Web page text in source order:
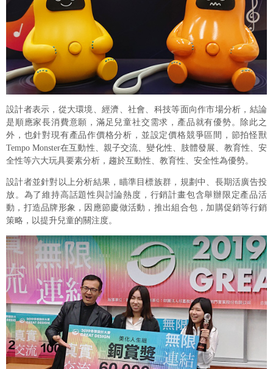
設計者表示，從大環境、經濟、社會、科技等面向作市場分析，結論
是順應家長消費意願，滿足兒童社交需求，產品就有優勢。除此之
外，也針對現有產品作價格分析，並設定價格競爭區間，節拍怪獸
Tempo Monster在互動性、親子交流、變化性、肢體發展、教育性、安
全性等六大玩具要素分析，趨於互動性、教育性、安全性為優勢。
設計者並針對以上分析結果，瞄準目標族群，規劃中、長期活廣告投
放。為了維持高話題性與討論熱度，行銷計畫包含舉辦限定產品活
動，打造品牌形象，因應節慶做活動，推出組合包，加購促銷等行銷
策略，以提升兒童的關注度。